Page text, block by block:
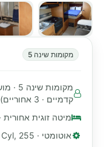
מקומות שינה 5
קדמיים · 3 אחוריים)
מיטה זוגית
אוטומטי · 5.4L V-8 Cyl, 255 כ"ס